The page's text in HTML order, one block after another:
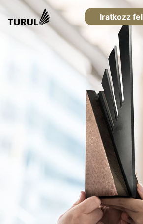
Iratkozz fel